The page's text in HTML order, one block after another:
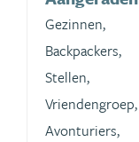
Gezinnen,
Backpackers,
Stellen,
Vriendengroep,
Avonturiers,